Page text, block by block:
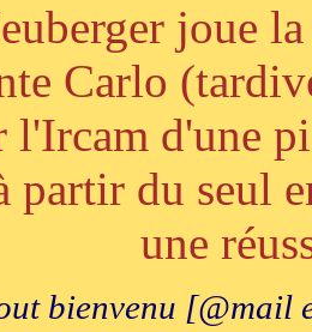
joue
Carlo
l'Ircam d'une
partir du seul
une
bienvenu [@mail